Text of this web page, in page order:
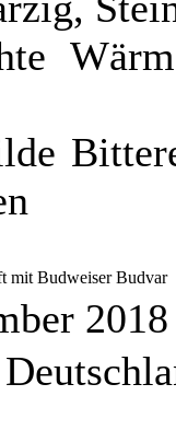
mit Budweiser Budvar
2018